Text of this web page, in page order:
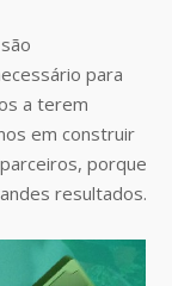
para
a terem
em construir
porque
resultados.